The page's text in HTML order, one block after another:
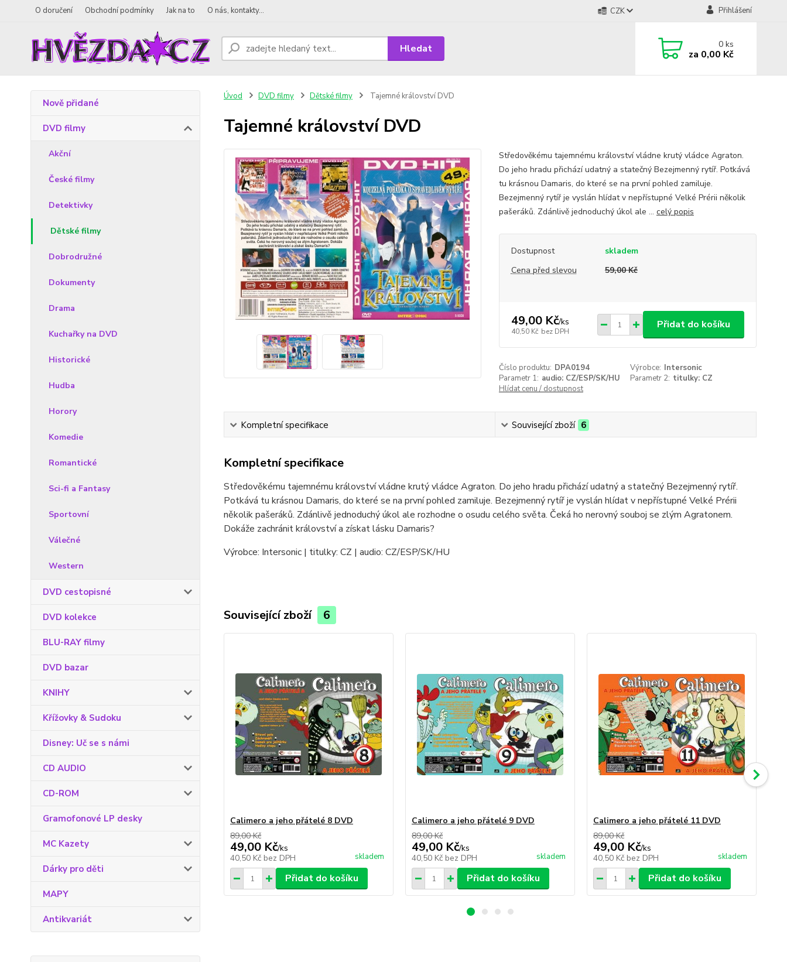
O doručení Obchodní podmínky Jak na to O nás, kontakty... CZK Přihlášení
Hledat 0ks
za 0,00 Kč
Nově přidané
DVD filmy
Akční
České filmy
Detektivky
Dětské filmy
Dobrodružné
Dokumenty
Drama
Kuchařky na DVD
Historické
Hudba
Horory
Komedie
Romantické
Sci-fi a Fantasy
Sportovní
Válečné
Western
DVD cestopisné
DVD kolekce
BLU-RAY filmy
DVD bazar
KNIHY
Křížovky & Sudoku
Disney: Uč se s námi
CD AUDIO
CD-ROM
Gramofonové LP desky
MC Kazety
Dárky pro děti
MAPY
Antikvariát
Úvod DVD filmy Dětské filmy Tajemné království DVD
Tajemné království DVD
Středověkému tajemnému království vládne krutý vládce Agraton.
Do jeho hradu přichází udatný a statečný Bezejmenný rytíř. Potkává
tu krásnou Damaris, do které se na první pohled zamiluje.
Bezejmenný rytíř je vyslán hlídat v nepřístupné Velké Prérii několik
pašeráků. Zdánlivě jednoduchý úkol ale ... celý popis
Dostupnost
skladem
Cena před slevou
59,00 Kč
49,00 Kč/ks
40,50 Kč bez DPH
Přidat do košíku
Číslo produktu: DPA0194 Výrobce: Intersonic
Parametr 1: audio: CZ/ESP/SK/HU Parametr 2: titulky: CZ
Hlídat cenu / dostupnost
Kompletní specifikace Související zboží 6
Kompletní specifikace
Středověkému tajemnému království vládne krutý vládce Agraton. Do jeho hradu přichází udatný a statečný Bezejmenný rytíř.
Potkává tu krásnou Damaris, do které se na první pohled zamiluje. Bezejmenný rytíř je vyslán hlídat v nepřístupné Velké Prérii
několik pašeráků. Zdánlivě jednoduchý úkol ale rozhodne o osudu celého světa. Čeká ho nerovný souboj se zlým Agratonem.
Dokáže zachránit království a získat lásku Damaris?
Výrobce: Intersonic | titulky: CZ | audio: CZ/ESP/SK/HU
Související zboží 6
Calimero a jeho přátelé 8 DVD
89,00 Kč
49,00 Kč/ks
40,50 Kč bez DPH skladem
Přidat do košíku
Calimero a jeho přátelé 9 DVD
89,00 Kč
49,00 Kč/ks
40,50 Kč bez DPH skladem
Přidat do košíku
Calimero a jeho přátelé 11 DVD
89,00 Kč
49,00 Kč/ks
40,50 Kč bez DPH skladem
Přidat do košíku